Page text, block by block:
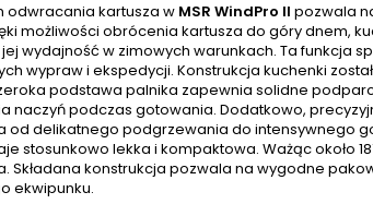
odwracania kartusza w MSR WindPro II pozwala
możliwości obrócenia kartusza do góry dnem,
wydajność w zimowych warunkach. Ta funkcja
wypraw i ekspedycji. Konstrukcja kuchenki
podstawa palnika zapewnia solidne
naczyń podczas gotowania. Dodatkowo,
od delikatnego podgrzewania do intensywnego
stosunkowo lekka i kompaktowa. Ważąc około
Składana konstrukcja pozwala na wygodne
ekwipunku.